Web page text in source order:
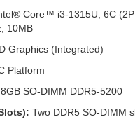
Core™ i3-1315U, 6C
10MB
Graphics (Integrated)
Platform
SO-DIMM DDR5-5200
Two DDR5 SO-DIMM